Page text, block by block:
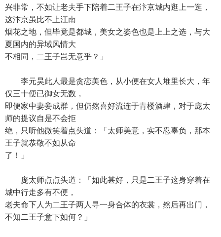
兴非常，不如让老夫手下陪着二王子在汴京城内逛上一逛，
这汴京虽比不上江南
烟花之地，但毕竟是都城，美女之姿色也是上上之选，与大
夏国内的异域风情大
不相同，二王子岂无意乎？」
李元昊此人最是贪恋美色，从小便在女人堆里长大，年
仅三十便已御女无数，
即便家中妻妾成群，但仍然喜好流连于青楼酒肆，对于庞太
师的提议自是不会拒
绝，只听他微笑着点头道：「太师美意，实不忍辜负，那本
王子就恭敬不如从命
了！」
庞太师点点头道：「如此甚好，只是二王子这身穿着在
城中行走多有不便，
老夫命下人为二王子两人寻一身合体的衣裳，然后再出门，
不知二王子意下如何？」